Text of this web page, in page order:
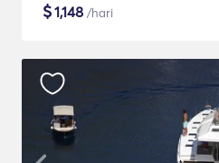
$1,148 /hari